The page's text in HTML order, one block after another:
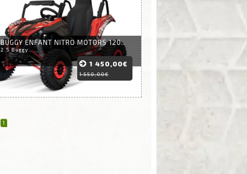
BUGGY ENFANT NITRO MOTORS 120..
2.5 Buggy
1 450,00€
1 550,00€
1